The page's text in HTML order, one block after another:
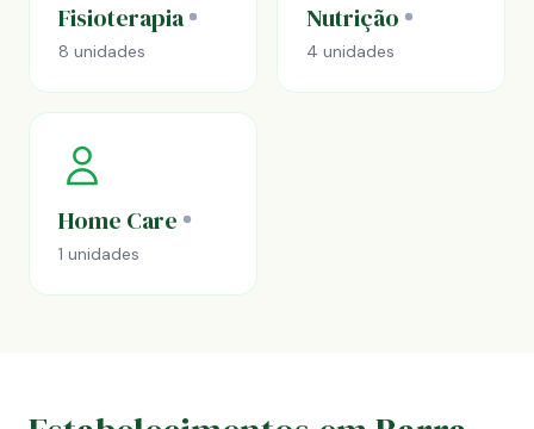
Fisioterapia
8 unidades
Nutrição
4 unidades
Home Care
1 unidades